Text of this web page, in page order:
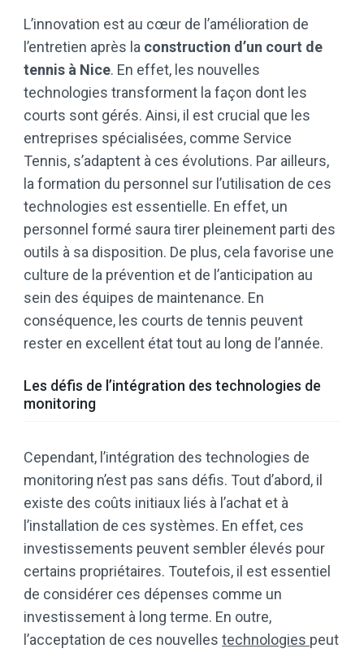
L’innovation est au cœur de l’amélioration de
l’entretien après la construction d’un court de
tennis à Nice. En effet, les nouvelles
technologies transforment la façon dont les
courts sont gérés. Ainsi, il est crucial que les
entreprises spécialisées, comme Service
Tennis, s’adaptent à ces évolutions. Par ailleurs,
la formation du personnel sur l’utilisation de ces
technologies est essentielle. En effet, un
personnel formé saura tirer pleinement parti des
outils à sa disposition. De plus, cela favorise une
culture de la prévention et de l’anticipation au
sein des équipes de maintenance. En
conséquence, les courts de tennis peuvent
rester en excellent état tout au long de l’année.
Les défis de l’intégration des technologies de
monitoring
Cependant, l’intégration des technologies de
monitoring n’est pas sans défis. Tout d’abord, il
existe des coûts initiaux liés à l’achat et à
l’installation de ces systèmes. En effet, ces
investissements peuvent sembler élevés pour
certains propriétaires. Toutefois, il est essentiel
de considérer ces dépenses comme un
investissement à long terme. En outre,
l’acceptation de ces nouvelles technologies peut